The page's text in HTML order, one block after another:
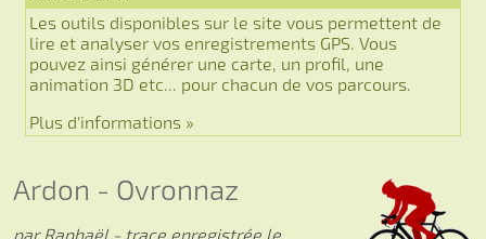
Les outils disponibles sur le site vous permettent de
lire et analyser vos enregistrements GPS. Vous
pouvez ainsi générer une carte, un profil, une
animation 3D etc... pour chacun de vos parcours.
Plus d'informations »
Ardon - Ovronnaz
par Raphaël - trace enregistrée le